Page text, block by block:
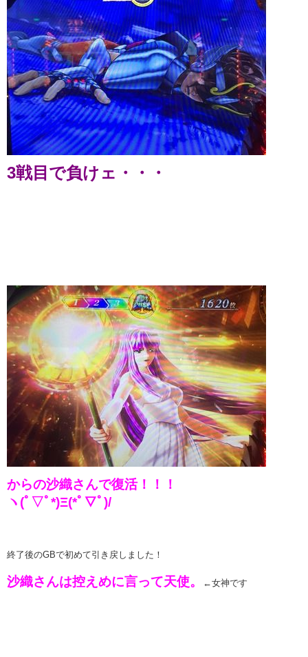
3戦目で負けェ・・・
からの沙織さんで復活！！！
ヽ(ﾟ▽ﾟ*)Ξ(*ﾟ▽ﾟ)/
終了後のGBで初めて引き戻しました！
沙織さんは控えめに言って天使。 ←女神です